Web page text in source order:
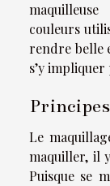
couleurs
rendre belle
s’y
Le
maquiller, il
Puisque se